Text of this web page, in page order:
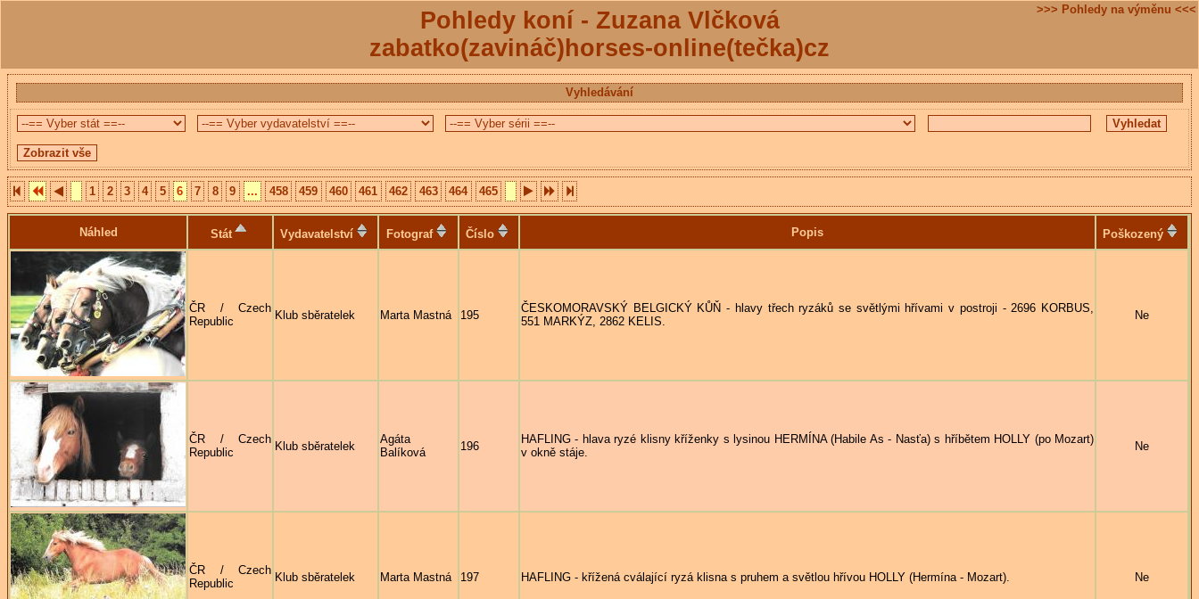
Pohledy koní - Zuzana Vlčková
zabatko(zavináč)horses-online(tečka)cz
>>> Pohledy na výměnu <<<
Vyhledávání
1 2 3 4 5 6 7 8 9 ... 458 459 460 461 462 463 464 465
Náhled Stát Vydavatelství Fotograf Číslo Popis Poškozený
ČR / Czech
Republic
Klub sběratelek Marta Mastná 195
ČESKOMORAVSKÝ BELGICKÝ KŮŇ - hlavy třech ryzáků se světlými hřívami v postroji - 2696 KORBUS,
551 MARKÝZ, 2862 KELIS.
Ne
ČR / Czech
Republic
Klub sběratelek
Agáta
Balíková
196
HAFLING - hlava ryzé klisny kříženky s lysinou HERMÍNA (Habile As - Nasťa) s hříbětem HOLLY (po Mozart)
v okně stáje.
Ne
ČR / Czech
Republic
Klub sběratelek Marta Mastná 197 HAFLING - křížená cválající ryzá klisna s pruhem a světlou hřívou HOLLY (Hermína - Mozart). Ne